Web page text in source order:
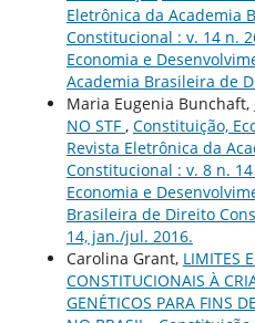
Eletrônica da Academia
Constitucional : v. 14 n.
Economia e
Academia Brasileira de
Maria Eugenia Bunchaft,
NO STF , Constituição,
Revista Eletrônica da
Constitucional : v. 8 n.
Economia e
Brasileira de Direito
14, jan./jul. 2016.
Carolina Grant, LIMITES
CONSTITUCIONAIS À
GENÉTICOS PARA FINS